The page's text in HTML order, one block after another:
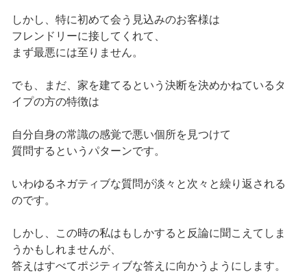
しかし、特に初めて会う見込みのお客様は
フレンドリーに接してくれて、
まず最悪には至りません。
でも、まだ、家を建てるという決断を決めかねているタ
イプの方の特徴は
自分自身の常識の感覚で悪い個所を見つけて
質問するというパターンです。
いわゆるネガティブな質問が淡々と次々と繰り返される
のです。
しかし、この時の私はもしかすると反論に聞こえてしま
うかもしれませんが、
答えはすべてポジティブな答えに向かうようにします。